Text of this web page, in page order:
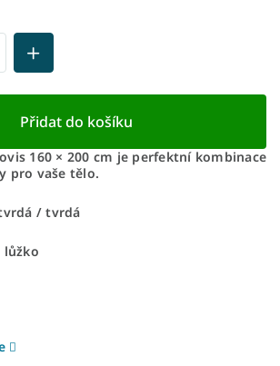
Přidat do košíku
160 × 200 cm je perfektní kombinace
pro vaše tělo.
/ tvrdá
lůžko